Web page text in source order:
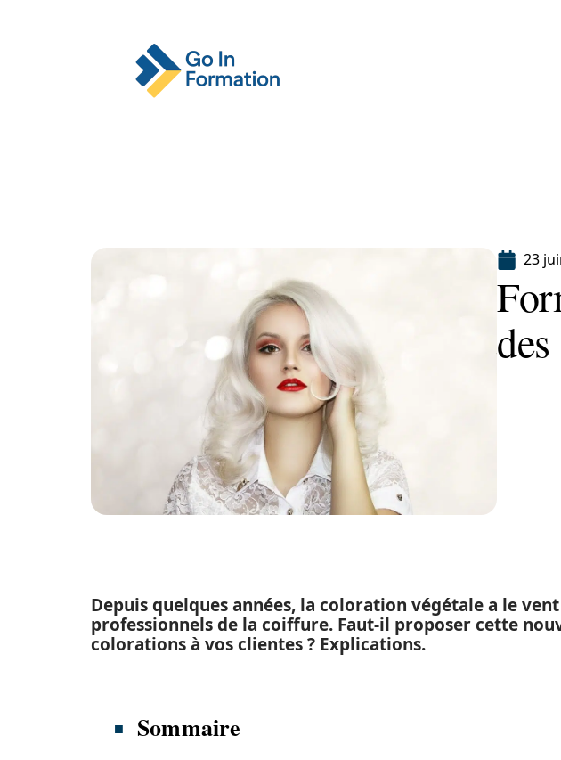
23
Depuis quelques années, la coloration végétale a le
professionnels de la coiffure. Faut-il proposer cette
colorations à vos clientes ? Explications.
Sommaire